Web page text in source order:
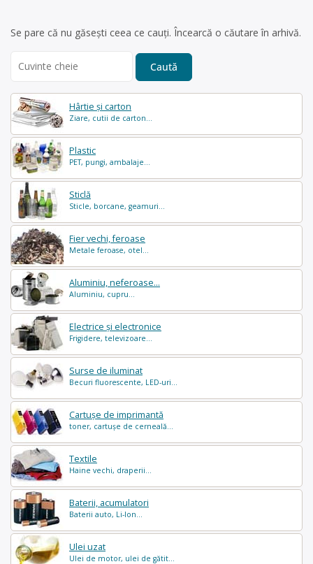
Hârtie și carton
Ziare, cutii de carton...
Plastic
PET, pungi, ambalaje...
Sticlă
Sticle, borcane, geamuri...
Fier vechi, feroase
Metale feroase, otel...
Aluminiu, neferoase...
Aluminiu, cupru...
Electrice și electronice
Frigidere, televizoare...
Surse de iluminat
Becuri fluorescente, LED-uri...
Cartușe de imprimantă
toner, cartușe de cerneală...
Textile
Haine vechi, draperii...
Baterii, acumulatori
Baterii auto, Li-Ion...
Ulei uzat
Ulei de motor, ulei de gătit...
Se pare că nu găsești ceea ce cauți. Încearcă o căutare în arhivă.
for: